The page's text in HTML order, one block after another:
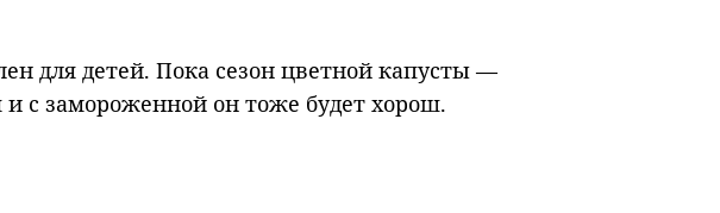
для детей. Пока сезон цветной капусты —
с замороженной он тоже будет хорош.